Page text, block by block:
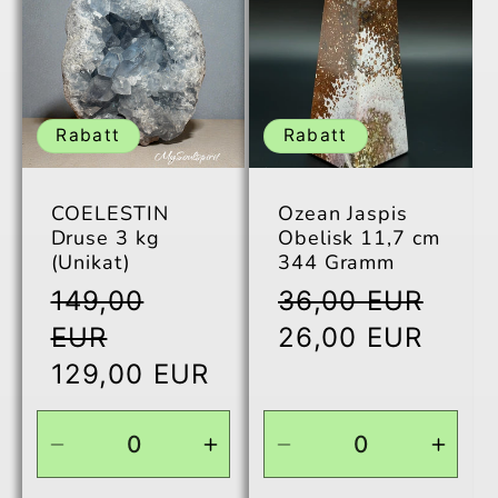
Default
Title
Title
Default
Title
Title
Rabatt
COELESTIN
Druse 3 kg
(Unikat)
Normaler
Preis
149,00
EUR
Verkaufspreis
129,00 EUR
Verringere
die
Erhöhe
die
Rabatt
Ozean Jaspis
Obelisk 11,7 cm
344 Gramm
Normaler
Preis
36,00 EUR
Verkaufspreis
26,00 EUR
Verringere
die
die